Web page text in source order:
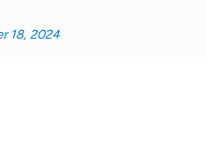
18, 2024